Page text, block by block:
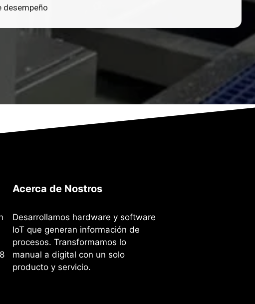
desempeño
Acerca de Nostros
Desarrollamos hardware y software
IoT que generan información de
procesos. Transformamos lo
manual a digital con un solo
producto y servicio.